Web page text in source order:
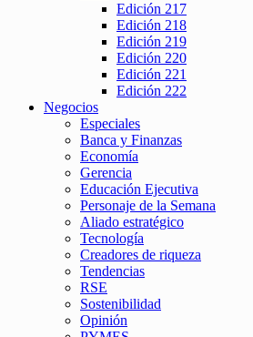
Edición 217
Edición 218
Edición 219
Edición 220
Edición 221
Edición 222
Negocios
Especiales
Banca y Finanzas
Economía
Gerencia
Educación Ejecutiva
Personaje de la Semana
Aliado estratégico
Tecnología
Creadores de riqueza
Tendencias
RSE
Sostenibilidad
Opinión